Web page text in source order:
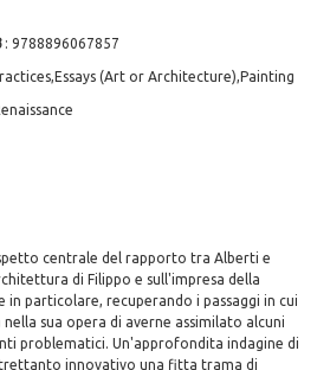
:9788896067857
(Art or Architecture),Painting
centrale del rapporto tra Alberti e
di Filippo e sull'impresa della
in particolare, recuperando i passaggi in cui
sua opera di averne assimilato alcuni
problematici. Un'approfondita indagine di
innovativo una fitta trama di